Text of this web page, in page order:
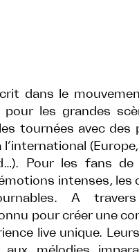
dans le
les grandes
tournées avec
Pour les fans
intenses,
A travers
pour créer une
live unique.